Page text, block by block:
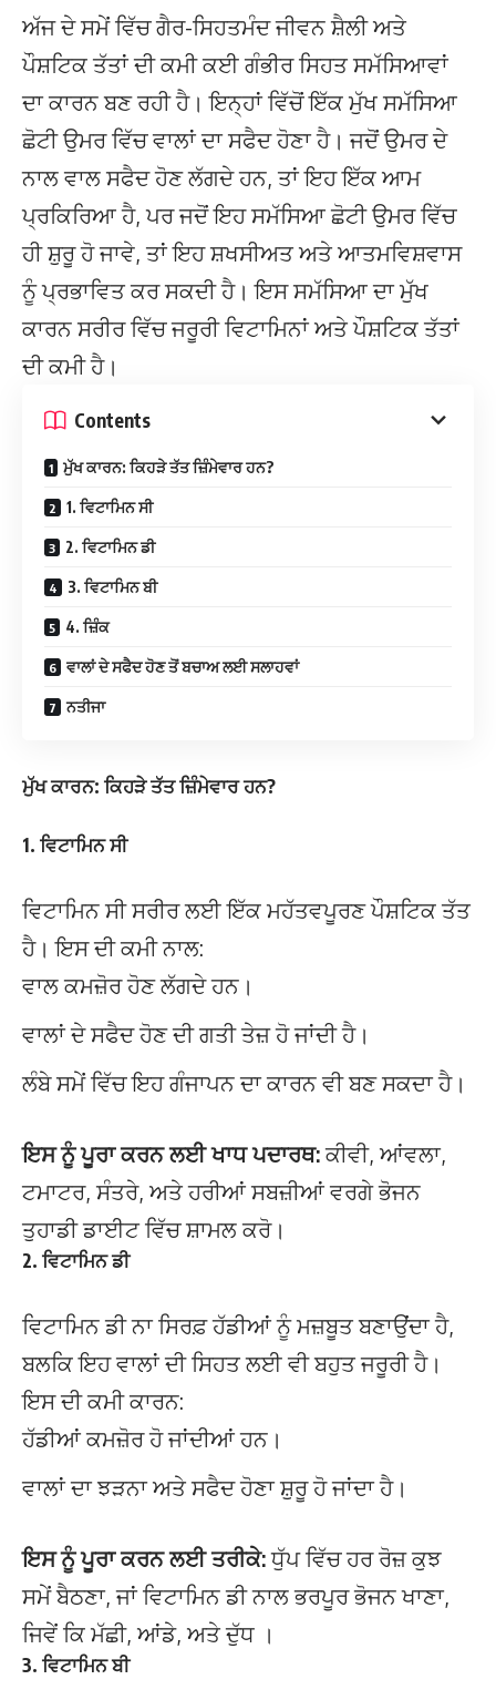
ਅੱਜ ਦੇ ਸਮੇਂ ਵਿੱਚ ਗੈਰ-ਸਿਹਤਮੰਦ ਜੀਵਨ ਸ਼ੈਲੀ ਅਤੇ
ਪੌਸ਼ਟਿਕ ਤੱਤਾਂ ਦੀ ਕਮੀ ਕਈ ਗੰਭੀਰ ਸਿਹਤ ਸਮੱਸਿਆਵਾਂ
ਦਾ ਕਾਰਨ ਬਣ ਰਹੀ ਹੈ। ਇਨ੍ਹਾਂ ਵਿੱਚੋਂ ਇੱਕ ਮੁੱਖ ਸਮੱਸਿਆ
ਛੋਟੀ ਉਮਰ ਵਿੱਚ ਵਾਲਾਂ ਦਾ ਸਫੈਦ ਹੋਣਾ ਹੈ। ਜਦੋਂ ਉਮਰ ਦੇ
ਨਾਲ ਵਾਲ ਸਫੈਦ ਹੋਣ ਲੱਗਦੇ ਹਨ, ਤਾਂ ਇਹ ਇੱਕ ਆਮ
ਪ੍ਰਕਿਰਿਆ ਹੈ, ਪਰ ਜਦੋਂ ਇਹ ਸਮੱਸਿਆ ਛੋਟੀ ਉਮਰ ਵਿੱਚ
ਹੀ ਸ਼ੁਰੂ ਹੋ ਜਾਵੇ, ਤਾਂ ਇਹ ਸ਼ਖਸੀਅਤ ਅਤੇ ਆਤਮਵਿਸ਼ਵਾਸ
ਨੂੰ ਪ੍ਰਭਾਵਿਤ ਕਰ ਸਕਦੀ ਹੈ। ਇਸ ਸਮੱਸਿਆ ਦਾ ਮੁੱਖ
ਕਾਰਨ ਸਰੀਰ ਵਿੱਚ ਜਰੂਰੀ ਵਿਟਾਮਿਨਾਂ ਅਤੇ ਪੌਸ਼ਟਿਕ ਤੱਤਾਂ
ਦੀ ਕਮੀ ਹੈ।
Contents
ਮੁੱਖ ਕਾਰਨ: ਕਿਹੜੇ ਤੱਤ ਜ਼ਿੰਮੇਵਾਰ ਹਨ?
1. ਵਿਟਾਮਿਨ ਸੀ
2. ਵਿਟਾਮਿਨ ਡੀ
3. ਵਿਟਾਮਿਨ ਬੀ
4. ਜ਼ਿੰਕ
ਵਾਲਾਂ ਦੇ ਸਫੈਦ ਹੋਣ ਤੋਂ ਬਚਾਅ ਲਈ ਸਲਾਹਵਾਂ
ਨਤੀਜਾ
ਮੁੱਖ ਕਾਰਨ: ਕਿਹੜੇ ਤੱਤ ਜ਼ਿੰਮੇਵਾਰ ਹਨ?
1. ਵਿਟਾਮਿਨ ਸੀ
ਵਿਟਾਮਿਨ ਸੀ ਸਰੀਰ ਲਈ ਇੱਕ ਮਹੱਤਵਪੂਰਣ ਪੌਸ਼ਟਿਕ ਤੱਤ
ਹੈ। ਇਸ ਦੀ ਕਮੀ ਨਾਲ:
ਵਾਲ ਕਮਜ਼ੋਰ ਹੋਣ ਲੱਗਦੇ ਹਨ।
ਵਾਲਾਂ ਦੇ ਸਫੈਦ ਹੋਣ ਦੀ ਗਤੀ ਤੇਜ਼ ਹੋ ਜਾਂਦੀ ਹੈ।
ਲੰਬੇ ਸਮੇਂ ਵਿੱਚ ਇਹ ਗੰਜਾਪਨ ਦਾ ਕਾਰਨ ਵੀ ਬਣ ਸਕਦਾ ਹੈ।
ਇਸ ਨੂੰ ਪੂਰਾ ਕਰਨ ਲਈ ਖਾਧ ਪਦਾਰਥ:ਕੀਵੀ, ਆਂਵਲਾ,
ਟਮਾਟਰ, ਸੰਤਰੇ, ਅਤੇ ਹਰੀਆਂ ਸਬਜ਼ੀਆਂ ਵਰਗੇ ਭੋਜਨ
ਤੁਹਾਡੀ ਡਾਈਟ ਵਿੱਚ ਸ਼ਾਮਲ ਕਰੋ।
2. ਵਿਟਾਮਿਨ ਡੀ
ਵਿਟਾਮਿਨ ਡੀ ਨਾ ਸਿਰਫ਼ ਹੱਡੀਆਂ ਨੂੰ ਮਜ਼ਬੂਤ ​​ਬਣਾਉਂਦਾ ਹੈ,
ਬਲਕਿ ਇਹ ਵਾਲਾਂ ਦੀ ਸਿਹਤ ਲਈ ਵੀ ਬਹੁਤ ਜਰੂਰੀ ਹੈ।
ਇਸ ਦੀ ਕਮੀ ਕਾਰਨ:
ਹੱਡੀਆਂ ਕਮਜ਼ੋਰ ਹੋ ਜਾਂਦੀਆਂ ਹਨ।
ਵਾਲਾਂ ਦਾ ਝੜਨਾ ਅਤੇ ਸਫੈਦ ਹੋਣਾ ਸ਼ੁਰੂ ਹੋ ਜਾਂਦਾ ਹੈ।
ਇਸ ਨੂੰ ਪੂਰਾ ਕਰਨ ਲਈ ਤਰੀਕੇ:ਧੁੱਪ ਵਿੱਚ ਹਰ ਰੋਜ਼ ਕੁਝ
ਸਮੇਂ ਬੈਠਣਾ, ਜਾਂ ਵਿਟਾਮਿਨ ਡੀ ਨਾਲ ਭਰਪੂਰ ਭੋਜਨ ਖਾਣਾ,
ਜਿਵੇਂ ਕਿ ਮੱਛੀ, ਆਂਡੇ, ਅਤੇ ਦੁੱਧ ।
3. ਵਿਟਾਮਿਨ ਬੀ